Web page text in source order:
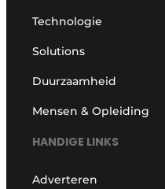
Technologie
Solutions
Duurzaamheid
Mensen & Opleiding
HANDIGE LINKS
Adverteren